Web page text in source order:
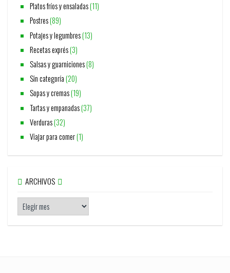
Platos fríos y ensaladas(11)
Postres(89)
Potajes y legumbres(13)
Recetas exprés(3)
Salsas y guarniciones(8)
Sin categoría(20)
Sopas y cremas(19)
Tartas y empanadas(37)
Verduras(32)
Viajar para comer(1)
ARCHIVOS